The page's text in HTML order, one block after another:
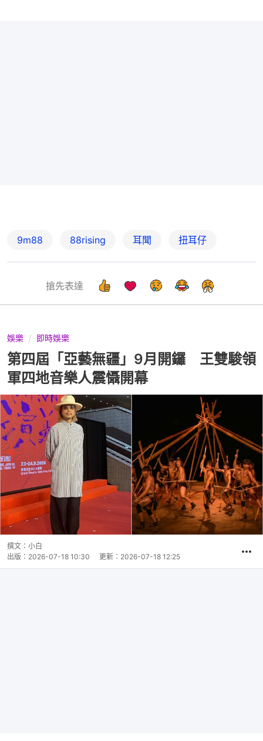
9m88 88rising 耳聞 扭耳仔
搶先表達
娛樂 即時娛樂
第四屆「亞藝無疆」9月開鑼 王雙駿領
軍四地音樂人震懾開幕
撰文： 小白
出版： 2026-07-18 10:30 更新： 2026-07-18 12:25